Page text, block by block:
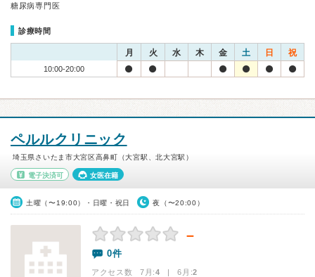
糖尿病専門医
診療時間
月 火 水 木 金 土 日 祝
10:00-20:00
ペルルクリニック
埼玉県さいたま市大宮区高鼻町（大宮駅、北大宮駅）
電子決済可 女医在籍
土曜（〜19:00）・日曜・祝日 夜（〜20:00）
－
0件
アクセス数 7月:4 | 6月:2